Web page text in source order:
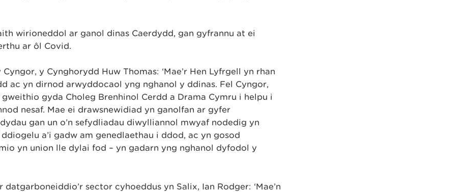
wirioneddol ar ganol dinas Caerdydd, gan gyfrannu at ei
ar ôl Covid.
y Cynghorydd Huw Thomas: ‘Mae’r Hen Lyfrgell yn rhan
ac yn dirnod arwyddocaol yng nghanol y ddinas. Fel Cyngor,
gyda Choleg Brenhinol Cerdd a Drama Cymru i helpu i
nesaf. Mae ei drawsnewidiad yn ganolfan ar gyfer
gan un o’n sefydliadau diwylliannol mwyaf nodedig yn
a’i gadw am genedlaethau i ddod, ac yn gosod
yn union lle dylai fod – yn gadarn yng nghanol dyfodol y
sector cyhoeddus yn Salix, Ian Rodger: ‘Mae’n